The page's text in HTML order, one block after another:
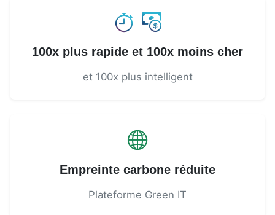
100x plus rapide et 100x moins cher
et 100x plus intelligent
Empreinte carbone réduite
Plateforme Green IT